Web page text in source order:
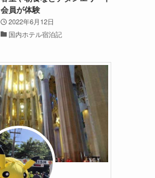
会員が体験
2022年6月12日
国内ホテル宿泊記